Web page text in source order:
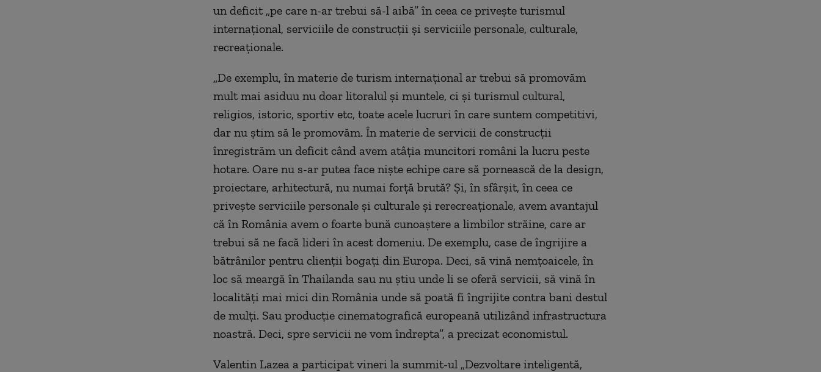
un deficit „pe care n-ar trebui să-l aibă” în ceea ce priveşte turismul
internaţional, serviciile de construcţii şi serviciile personale, culturale,
recreaţionale.
„De exemplu, în materie de turism internaţional ar trebui să promovăm
mult mai asiduu nu doar litoralul şi muntele, ci şi turismul cultural,
religios, istoric, sportiv etc, toate acele lucruri în care suntem competitivi,
dar nu ştim să le promovăm. În materie de servicii de construcţii
înregistrăm un deficit când avem atâţia muncitori români la lucru peste
hotare. Oare nu s-ar putea face nişte echipe care să pornească de la design,
proiectare, arhitectură, nu numai forţă brută? Şi, în sfârşit, în ceea ce
priveşte serviciile personale şi culturale şi rerecreaţionale, avem avantajul
că în România avem o foarte bună cunoaştere a limbilor străine, care ar
trebui să ne facă lideri în acest domeniu. De exemplu, case de îngrijire a
bătrânilor pentru clienţii bogaţi din Europa. Deci, să vină nemţoaicele, în
loc să meargă în Thailanda sau nu ştiu unde li se oferă servicii, să vină în
localităţi mai mici din România unde să poată fi îngrijite contra bani destul
de mulţi. Sau producţie cinematografică europeană utilizând infrastructura
noastră. Deci, spre servicii ne vom îndrepta”, a precizat economistul.
Valentin Lazea a participat vineri la summit-ul „Dezvoltare inteligentă,